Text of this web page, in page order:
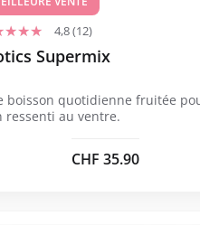
4,8 (12)
Supermix
boisson quotidienne fruitée
ressenti au ventre.
CHF 35.90